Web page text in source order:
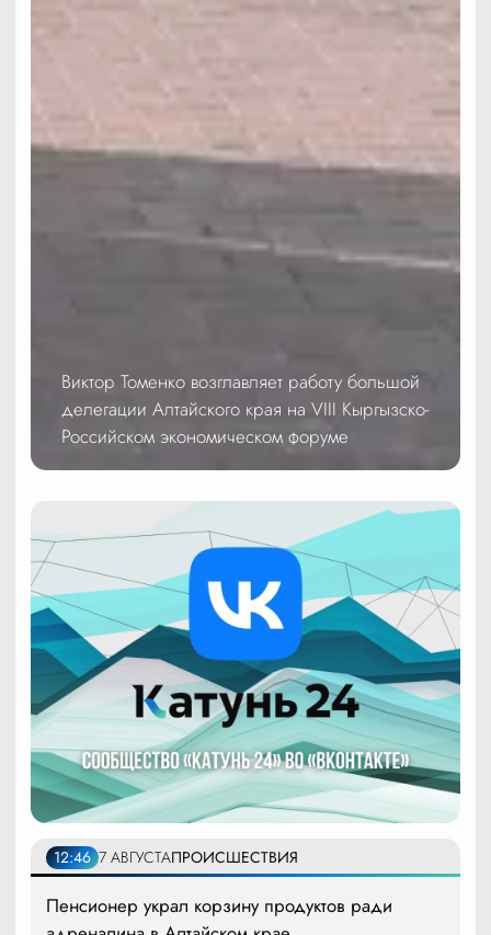
Виктор Томенко возглавляет работу большой
делегации Алтайского края на VIII Кыргызско-
Российском экономическом форуме
12:46 7 АВГУСТАПРОИСШЕСТВИЯ
Пенсионер украл корзину продуктов ради